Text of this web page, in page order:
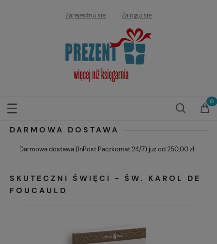
Zarejestruj się Zaloguj się
DARMOWA DOSTAWA
Darmowa dostawa (InPost Paczkomat 24/7) już od 250,00 zł.
SKUTECZNI ŚWIĘCI - ŚW. KAROL DE
FOUCAULD